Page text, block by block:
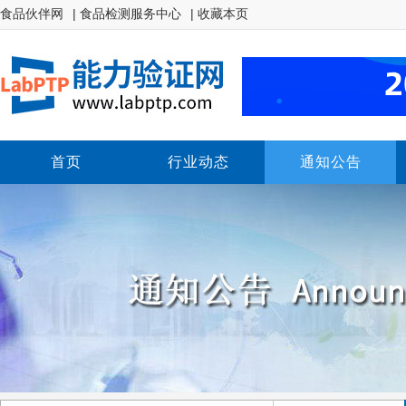
食品伙伴网 | 食品检测服务中心 | 收藏本页
首页 行业动态 通知公告